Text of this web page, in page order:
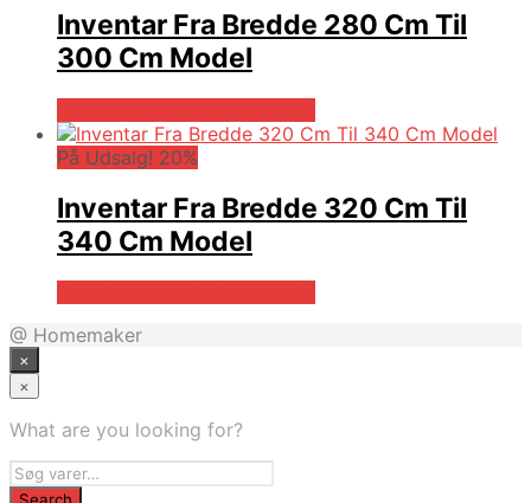
Inventar Fra Bredde 280 Cm Til
300 Cm Model
På Udsalg! 20%
Inventar Fra Bredde 320 Cm Til
340 Cm Model
@ Homemaker
×
×
What are you looking for?